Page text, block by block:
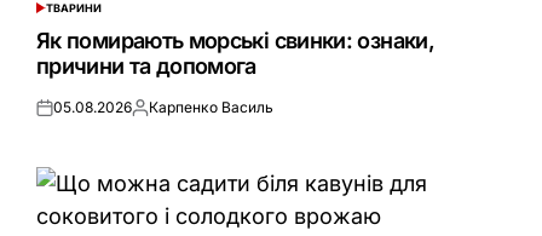
ОПУБЛІКУВАТИ
У
ТВАРИНИ
Як помирають морські свинки: ознаки,
причини та допомога
Оприлюднено
05.08.2026Опубліковано
Карпенко Василь